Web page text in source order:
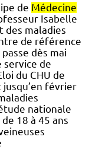
de Médecine
Isabelle
des maladies
de référence
dès mai
service de
du CHU de
février
nationale
18 à 45 ans